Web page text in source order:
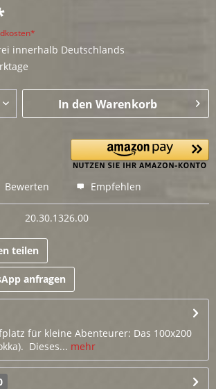
innerhalb Deutschlands
In den Warenkorb
Bewerten Empfehlen
20.30.1326.00
teilen
anfragen
für kleine Abenteurer: Das 100x200
Dieses... mehr